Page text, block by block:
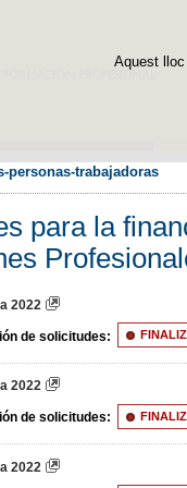
Aquest
personas-trabajadoras
para la
2022
de solicitudes:
2022
de solicitudes:
2022